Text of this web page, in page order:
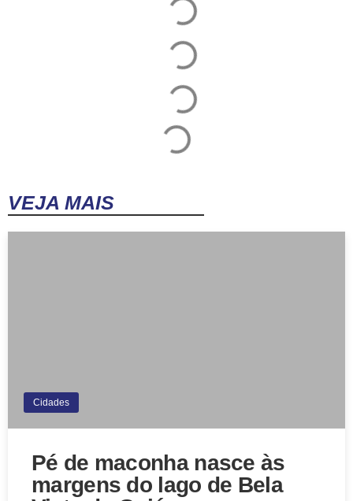
VEJA MAIS
Cidades
Pé de maconha nasce às
margens do lago de Bela